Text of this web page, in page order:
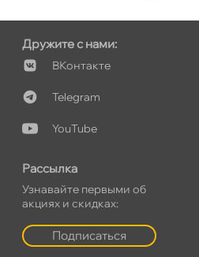
Дружите с нами:
Контакте
Telegram
YouTube
Рассылка
Узнавайте первыми о
акциях и скидках:
Подписаться